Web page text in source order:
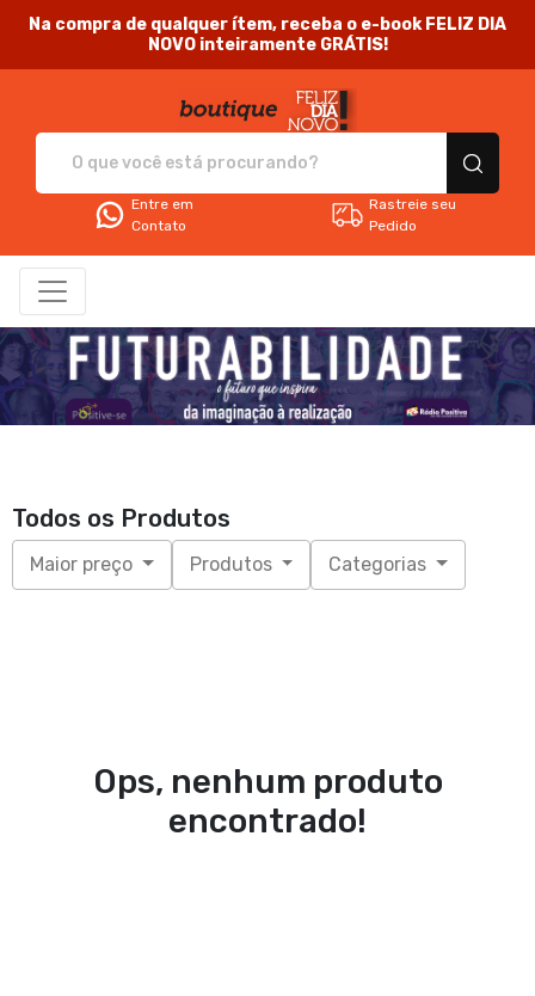
Na compra de qualquer ítem, receba o e-book FELIZ DIA
NOVO inteiramente GRÁTIS!
Entre em
Contato
Rastreie seu
Pedido
Todos os Produtos
Maior preço Produtos Categorias
Ops, nenhum produto
encontrado!